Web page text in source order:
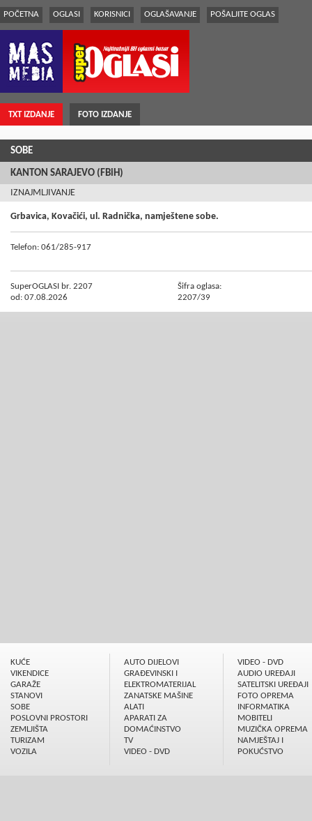
POČETNA OGLASI KORISNICI OGLAŠAVANJE POŠALJITE OGLAS
TXT IZDANJE FOTO IZDANJE
SOBE
KANTON SARAJEVO (FBiH)
IZNAJMLJIVANJE
Grbavica, Kovačići, ul. Radnička, namještene sobe.
Telefon: 061/285-917
SuperOGLASI br. 2207
od: 07.08.2026
Šifra oglasa:
2207/39
KUĆE
VIKENDICE
GARAŽE
STANOVI
SOBE
POSLOVNI PROSTORI
ZEMLJIŠTA
TURIZAM
VOZILA
AUTO DIJELOVI
GRAÐEVINSKI I
ELEKTROMATERIJAL
ZANATSKE MAŠINE
ALATI
APARATI ZA
DOMAĆINSTVO
TV
VIDEO - DVD
VIDEO - DVD
AUDIO UREÐAJI
SATELITSKI UREÐAJI
FOTO OPREMA
INFORMATIKA
MOBITELI
MUZIČKA OPREMA
NAMJEŠTAJ I
POKUĆSTVO